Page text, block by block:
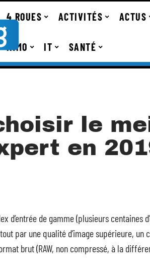
4 ROUES ACTIVITÉS ACTUS
IMMO IT SANTÉ
le
en
d’entrée de gamme (plusieurs centaines
par une qualité d’image supérieure,
brut (RAW, non compressé, à la